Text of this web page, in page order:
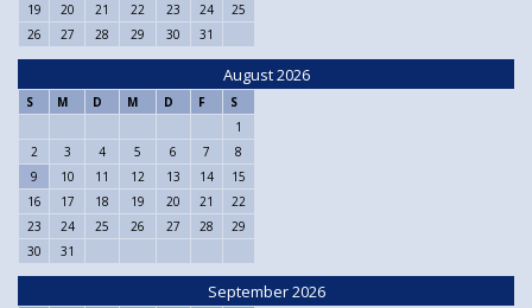
19
20 21 22 23 24
25
26
27 28 29 30 31
August 2026
S M D M D F
S
1
2
3 4 5 6 7
8
9
10 11 12 13 14
15
16
17 18 19 20 21
22
23
24 25 26 27 28
29
30
31
September 2026